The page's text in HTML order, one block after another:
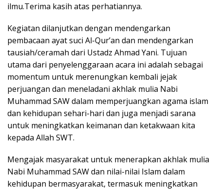
ilmu.Terima kasih atas perhatiannya.
Kegiatan dilanjutkan dengan mendengarkan
pembacaan ayat suci Al-Qur’an dan mendengarkan
tausiah/ceramah dari Ustadz Ahmad Yani. Tujuan
utama dari penyelenggaraan acara ini adalah sebagai
momentum untuk merenungkan kembali jejak
perjuangan dan meneladani akhlak mulia Nabi
Muhammad SAW dalam memperjuangkan agama islam
dan kehidupan sehari-hari dan juga menjadi sarana
untuk meningkatkan keimanan dan ketakwaan kita
kepada Allah SWT.
Mengajak masyarakat untuk menerapkan akhlak mulia
Nabi Muhammad SAW dan nilai-nilai Islam dalam
kehidupan bermasyarakat, termasuk meningkatkan